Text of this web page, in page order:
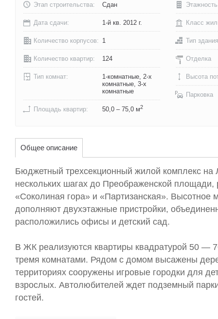
Этап строительства: Сдан
Дата сдачи: 1-й кв. 2012 г.
Количество корпусов: 1
Количество квартир: 124
Тип комнат:
1-комнатные, 2-х
комнатные, 3-х
комнатные
Площадь квартир: 50,0 – 75,0 м2
Этажность
Класс
Тип
Отделка
Высота
Парковка
Общее описание
Бюджетный трехсекционный жилой комплекс на
нескольких шагах до Преображенской площади,
«Соколиная гора» и «Партизанская». Высотное
дополняют двухэтажные пристройки,
расположились офисы и детский сад.
В ЖК реализуются квартиры квадратурой 50 —
тремя комнатами. Рядом с домом высажены
территориях сооружены игровые городки для
взрослых. Автолюбителей ждет подземный
гостей.